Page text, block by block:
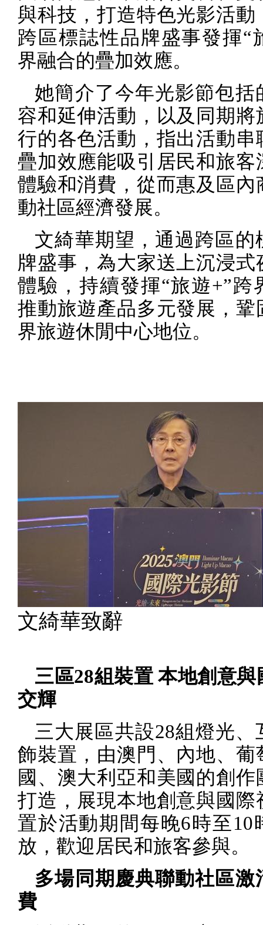
與科技，打造特色光影活動
跨區標誌性品牌盛事發揮“
界融合的疊加效應。
她簡介了今年光影節包括
容和延伸活動，以及同期將
行的各色活動，指出活動串
疊加效應能吸引居民和旅客
體驗和消費，從而惠及區內
動社區經濟發展。
文綺華期望，通過跨區的
牌盛事，為大家送上沉浸式
體驗，持續發揮“旅遊+”跨
推動旅遊產品多元發展，鞏
界旅遊休閒中心地位。
文綺華致辭
三區28組裝置 本地創意與
交輝
三大展區共設28組燈光、
飾裝置，由澳門、內地、葡
國、澳大利亞和美國的創作
打造，展現本地創意與國際
置於活動期間每晚6時至10
放，歡迎居民和旅客參與。
多場同期慶典聯動社區激
費